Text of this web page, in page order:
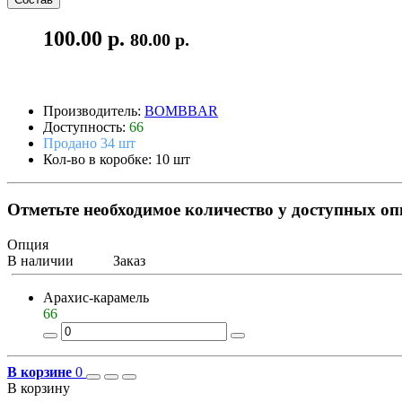
100.00 р. 80.00 р.
Производитель: BOMBBAR
Доступность: 66
Продано 34 шт
Кол-во в коробке: 10 шт
Отметьте необходимое количество у доступных
Опция
В наличии
Заказ
Арахис-карамель
66
В корзине 0
В корзину